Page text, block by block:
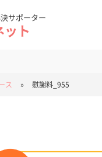
サポーター
ット
ス » 慰謝料_955